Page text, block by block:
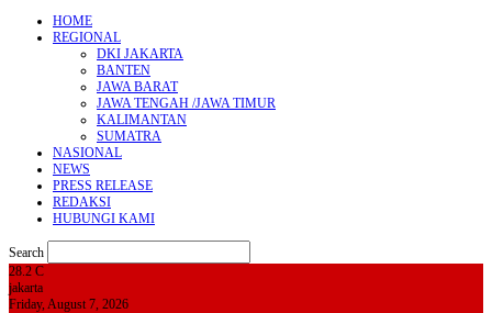
HOME
REGIONAL
DKI JAKARTA
BANTEN
JAWA BARAT
JAWA TENGAH /JAWA TIMUR
KALIMANTAN
SUMATRA
NASIONAL
NEWS
PRESS RELEASE
REDAKSI
HUBUNGI KAMI
Search
28.2 C
jakarta
Friday, August 7, 2026